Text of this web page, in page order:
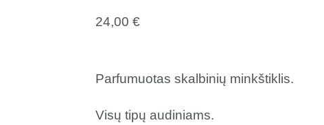
24,00 €
Parfumuotas skalbinių minkštiklis.
Visų tipų audiniams.